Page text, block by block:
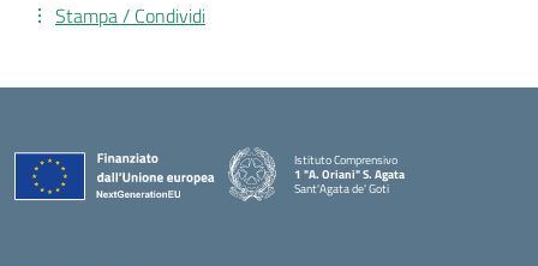
Stampa / Condividi
Istituto Comprensivo
1 "A. Oriani" S. Agata
Sant'Agata de' Goti
— Visita la pagina iniziale della scuola